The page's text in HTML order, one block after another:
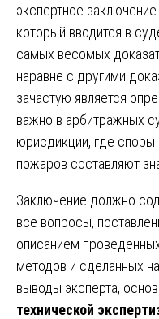
экспертное
который вводится в
самых весомых
наравне с другими
зачастую является
важно в арбитражных
юрисдикции, где
пожаров составляют
Заключение должно
все вопросы,
описанием
методов и сделанных
выводы эксперта,
технической